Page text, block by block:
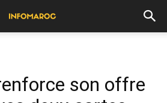
son offre